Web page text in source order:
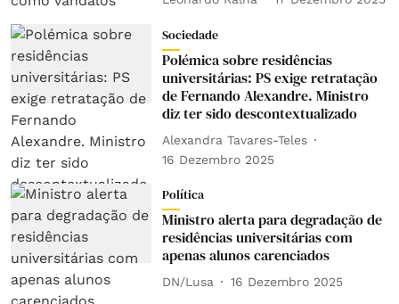
Sociedade
Polémica sobre residências
universitárias: PS exige retratação
de Fernando Alexandre. Ministro
diz ter sido descontextualizado
Alexandra Tavares-Teles
16 Dezembro 2025
Política
Ministro alerta para degradação de
residências universitárias com
apenas alunos carenciados
DN/Lusa 16 Dezembro 2025